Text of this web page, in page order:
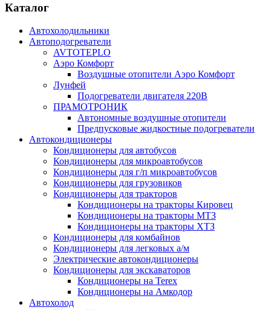
Каталог
Автохолодильники
Автоподогреватели
AVTOTEPLO
Аэро Комфорт
Воздушные отопители Аэро Комфорт
Лунфей
Подогреватели двигателя 220В
ПРАМОТРОНИК
Автономные воздушные отопители
Предпусковые жидкостные подогреватели
Автокондиционеры
Кондиционеры для автобусов
Кондиционеры для микроавтобусов
Кондиционеры для г/п микроавтобусов
Кондиционеры для грузовиков
Кондиционеры для тракторов
Кондиционеры на тракторы Кировец
Кондиционеры на тракторы МТЗ
Кондиционеры на тракторы ХТЗ
Кондиционеры для комбайнов
Кондиционеры для легковых а/м
Электрические автокондиционеры
Кондиционеры для экскаваторов
Кондиционеры на Terex
Кондиционеры на Амкодор
Автохолод